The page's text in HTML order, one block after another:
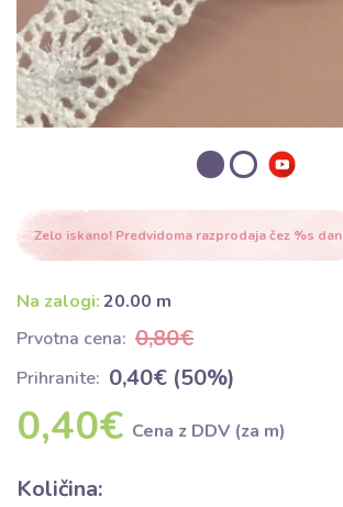
Zelo iskano! Predvidoma razprodaja čez %s dan
Na zalogi:20.00 m
Prvotna cena: 0,80€
Prihranite: 0,40€ (50%)
0,40€ Cena z DDV (za m)
Količina: